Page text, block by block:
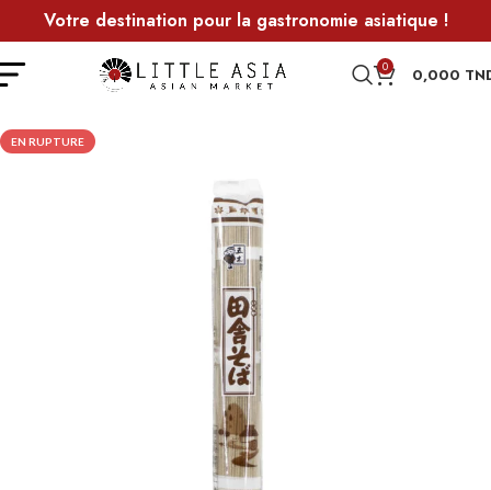
Votre destination pour la gastronomie asiatique !
0 0,000
EN RUPTURE